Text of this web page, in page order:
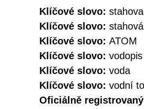
Klíčové slovo:
Klíčové slovo:
Klíčové slovo: ATOM
Klíčové slovo: vodopis
Klíčové slovo: voda
Klíčové slovo: vodní
Oficiálně